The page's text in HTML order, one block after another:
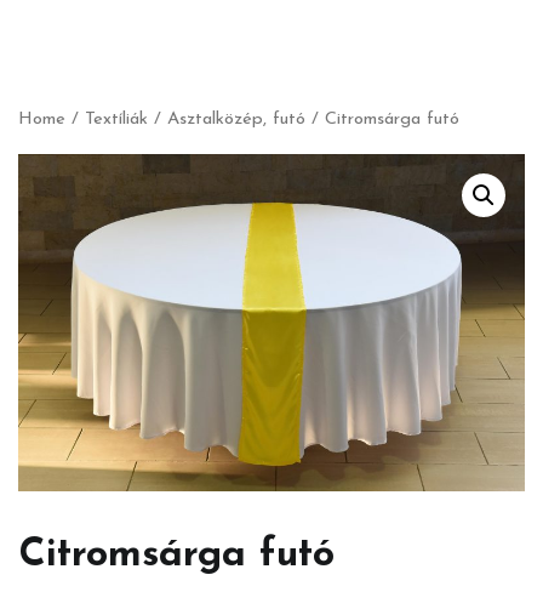
Home / Textíliák / Asztalközép, futó / Citromsárga futó
Citromsárga futó